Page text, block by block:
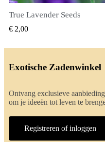
True Lavender Seeds
€ 2,00
Exotische Zadenwinkel
Ontvang exclusieve
om je ideeën tot leven te
Registreren of inloggen